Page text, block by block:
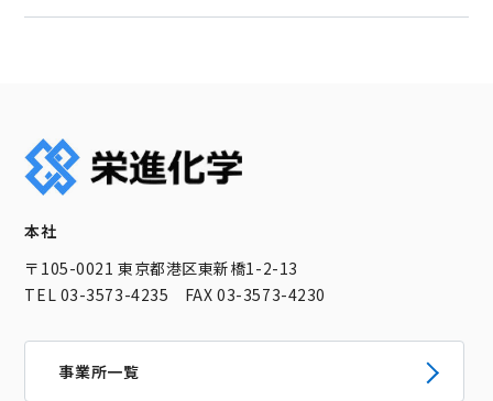
本社
〒105-0021 東京都港区東新橋1-2-13
TEL 03-3573-4235 FAX 03-3573-4230
事業所一覧